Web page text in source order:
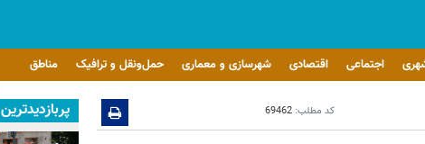
اجتماعی اقتصادی شهرسازی و معماری حمل‌ونقل و ترافیک مناطق
کد مطلب: 69462 پربازدیدترین